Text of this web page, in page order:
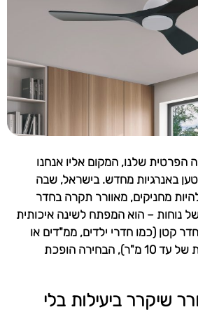
שלנו, המקום אליו אנחנו
באנרגיות מחדש. בישראל, שבה
מחניקים, מאוורר תקרה בחדר
נוחות – הוא המפתח לשינה איכותית
קטן (כמו חדרי ילדים, ממ"דים או
יחידות הורים סטנדרטיות של עד 10 מ"ר), הבחירה הופכת
שיקרר ביעילות בלי